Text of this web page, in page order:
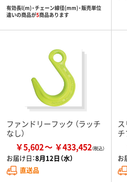
有効長l(m)・チェーン線径(mm)・販売単位
違いの商品が5商品あります
ファンドリーフック （ラッチ
なし）
￥5,602 ￥433,452
お届け日：8月12日（水）
直送品
チ
お